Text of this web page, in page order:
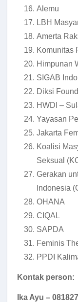
Alemu
LBH
Amerta
Komunitas
Himpunan
SIGAB
Diksi
HWDI –
Yayasan
Jakarta
Koalisi
Seksual
Gerakan
Indonesia
OHANA
CIQAL
SAPDA
Feminis
PPDI
Kontak person:
Ika Ayu –